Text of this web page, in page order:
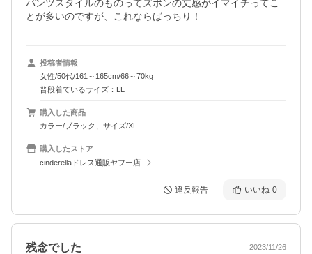
パンツスタイルのものってズボンの丈感がイマイチってこ
とが多いのですが、これならばっちり！
投稿者情報
女性/50代/161～165cm/66～70kg
普段着ているサイズ：LL
購入した商品
カラー/ブラック、サイズ/XL
購入したストア
cinderellaドレス通販ヤフー店
違反報告 いいね 0
残念でした 2023/11/26